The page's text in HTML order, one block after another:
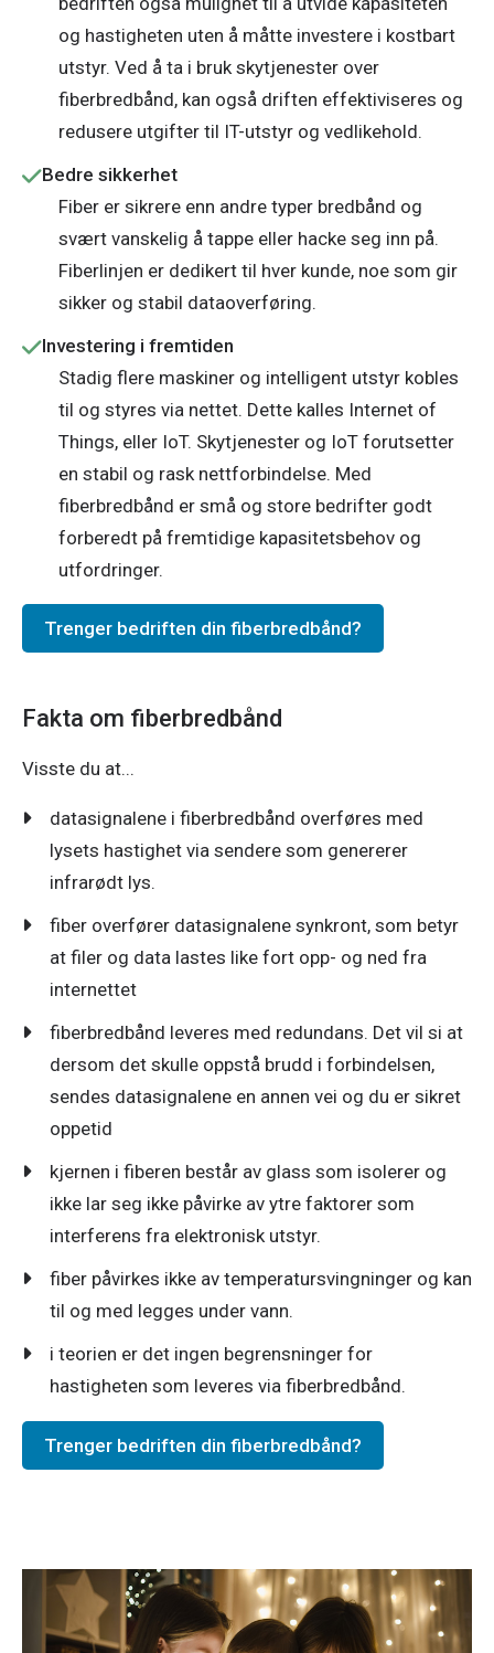
og hastigheten uten å måtte investere i kostbart
utstyr. Ved å ta i bruk skytjenester over
fiberbredbånd, kan også driften effektiviseres og
redusere utgifter til IT-utstyr og vedlikehold.
Bedre sikkerhet
Fiber er sikrere enn andre typer bredbånd og
svært vanskelig å tappe eller hacke seg inn på.
Fiberlinjen er dedikert til hver kunde, noe som gir
sikker og stabil dataoverføring.
Investering i fremtiden
Stadig flere maskiner og intelligent utstyr kobles
til og styres via nettet. Dette kalles Internet of
Things, eller IoT. Skytjenester og IoT forutsetter
en stabil og rask nettforbindelse. Med
fiberbredbånd er små og store bedrifter godt
forberedt på fremtidige kapasitetsbehov og
utfordringer.
Trenger bedriften din fiberbredbånd?
Fakta om fiberbredbånd
​Visste du at...
datasignalene i fiberbredbånd overføres med
lysets hastighet via sendere som genererer
infrarødt lys.​
fiber overfører datasignalene synkront, som betyr
at filer og data lastes like fort opp- og ned fra
internettet​
fiberbredbånd leveres med redundans. Det vil si at
dersom det skulle oppstå brudd i forbindelsen,
sendes datasignalene en annen vei og du er sikret
oppetid​
kjernen i fiberen består av glass som isolerer og
ikke lar seg ikke påvirke av ytre faktorer som
interferens fra elektronisk utstyr.​
fiber påvirkes ikke av temperatursvingninger og kan
til og med legges under vann.​
i teorien er det ingen begrensninger for
hastigheten som leveres via fiberbredbånd.​
Trenger bedriften din fiberbredbånd?
Tv og internett 24. nov. 2025
7 triks for å få bedre trådløst nett i jula